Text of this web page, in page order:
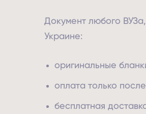
Документ любого
Украине:
оригинальные
оплата только
бесплатная